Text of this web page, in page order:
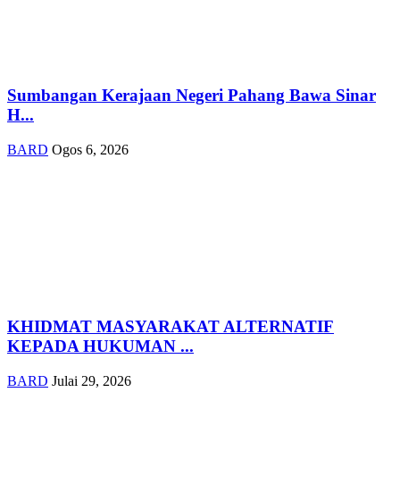
Sumbangan Kerajaan Negeri Pahang Bawa Sinar
H...
BARD Ogos 6, 2026
KHIDMAT MASYARAKAT ALTERNATIF
KEPADA HUKUMAN ...
BARD Julai 29, 2026